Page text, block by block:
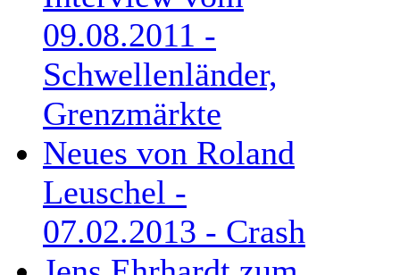
09.08.2011 -
Schwellenländer,
Grenzmärkte
Neues von Roland
Leuschel -
07.02.2013 - Crash